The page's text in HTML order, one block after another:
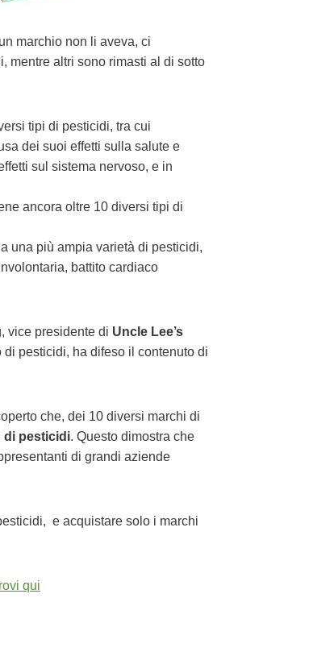
marchio non li aveva, ci
mentre altri sono rimasti al di sotto
tipi di pesticidi, tra cui
dei suoi effetti sulla salute e
sul sistema nervoso, e in
ancora oltre 10 diversi tipi di
una più ampia varietà di pesticidi,
battito cardiaco
vice presidente di Uncle Lee’s
pesticidi, ha difeso il contenuto di
che, dei 10 diversi marchi di
di pesticidi. Questo dimostra che
di grandi aziende
e acquistare solo i marchi
qui